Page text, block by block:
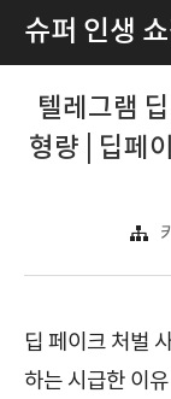
슈퍼 인생
텔레그램
형량 | 딥페
딥 페이크 처벌
하는 시급한 이